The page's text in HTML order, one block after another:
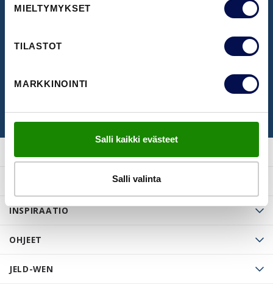
MIELTYMYKSET
TILASTOT
MARKKINOINTI
Salli kaikki evästeet
Salli valinta
INSPIRAATIO
OHJEET
JELD-WEN
Ota vastaan uusimmat uutiset ja ovi-ideat